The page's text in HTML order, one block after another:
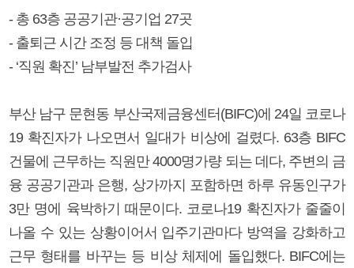
- 총 63층 공공기관·공기업 27곳
- 출퇴근 시간 조정 등 대책 돌입
- ‘직원 확진’ 남부발전 추가검사
부산 남구 문현동 부산국제금융센터(BIFC)에 24일 코로나
19 확진자가 나오면서 일대가 비상에 걸렸다. 63층 BIFC
건물에 근무하는 직원만 4000명가량 되는 데다, 주변의 금
융 공공기관과 은행, 상가까지 포함하면 하루 유동인구가
3만 명에 육박하기 때문이다. 코로나19 확진자가 줄줄이
나올 수 있는 상황이어서 입주기관마다 방역을 강화하고
근무 형태를 바꾸는 등 비상 체제에 돌입했다. BIFC에는